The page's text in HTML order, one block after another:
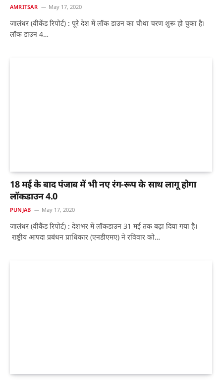
AMRITSAR May 17, 2020
जालंधर (वीकेंड रिपोर्ट) : पूरे देश में लॉक डाउन का चौथा चरण शुरू हो चुका है।
लॉक डाउन 4…
18 मई के बाद पंजाब में भी नए रंग-रूप के साथ लागू होगा
लॉकडाउन 4.0
PUNJAB May 17, 2020
जालंधर (वीकैंड रिपोर्ट) : देशभर में लॉकडाउन 31 मई तक बढ़ा दिया गया है।
राष्ट्रीय आपदा प्रबंधन प्राधिकार (एनडीएमए) ने रविवार को…